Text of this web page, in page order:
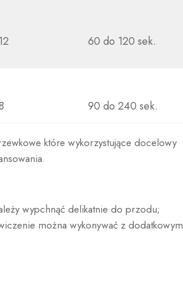
60 do 120 sek.
90 do 240 sek.
które wykorzystujące docelowy
wypchnąć delikatnie do przodu;
można wykonywać z dodatkowym